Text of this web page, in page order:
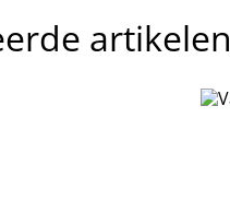
artikelen